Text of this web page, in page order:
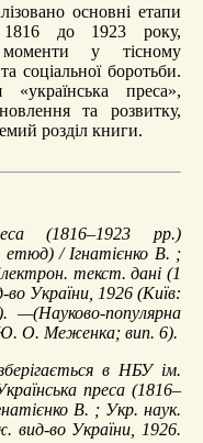
основні етапи
1816 до 1923 року,
моменти у тісному
соціальної боротьби.
преса»,
та розвитку,
розділ книги.
(1816–1923 рр.)
етюд) / Ігнатієнко В. ;
текст. дані (1
України, 1926 (Київ:
—(Науково-популярна
Ю. О. Меженка; вип. 6).
в НБУ ім.
преса (1816–
В. ; Укр. наук.
вид-во України, 1926.